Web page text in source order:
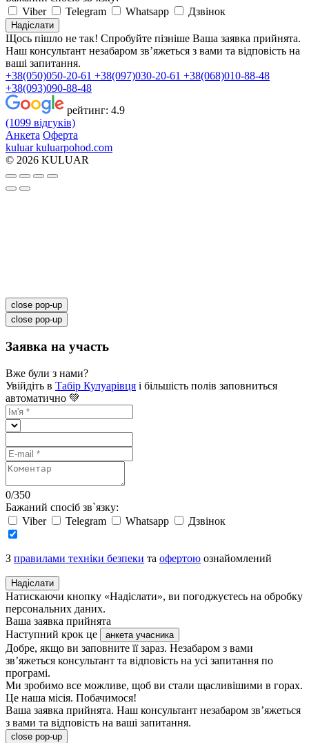
Viber
Telegram Whatsapp Дзвінок
Надіслати
Щось пішло не так! Спробуйте пізніше Ваша заявка прийнята.
Наш консультант незабаром зв’яжеться з вами та відповість на
ваші запитання.
+38(050)050-20-61 +38(097)030-20-61 +38(068)010-88-48
+38(093)090-88-48
рейтинг: 4.9
(1099 відгуків)
Анкета Оферта
kuluar kuluarpohod.com
© 2026 KULUAR
close pop-up
close pop-up
Заявка на участь
Вже були з нами?
Увійдіть в Табір Кулуарівця і більшість полів заповниться
автоматично 💚
0/350
Бажаний спосіб зв`язку:
Viber
Telegram Whatsapp Дзвінок
З правилами техніки безпеки та офертою ознайомлений
Надіслати
Натискаючи кнопку «Надіслати», ви погоджуєтесь на обробку
персональних даних.
Ваша заявка прийнята
Наступний крок це
анкета учасника
Добре, якщо ви заповните її зараз. Незабаром з вами
зв’яжеться консультант та відповість на усі запитання по
програмі.
Ми зробимо все можливе, щоб ви стали щасливішими в горах.
Це наша місія. Побачимося!
Ваша заявка прийнята. Наш консультант незабаром зв’яжеться
з вами та відповість на ваші запитання.
close pop-up